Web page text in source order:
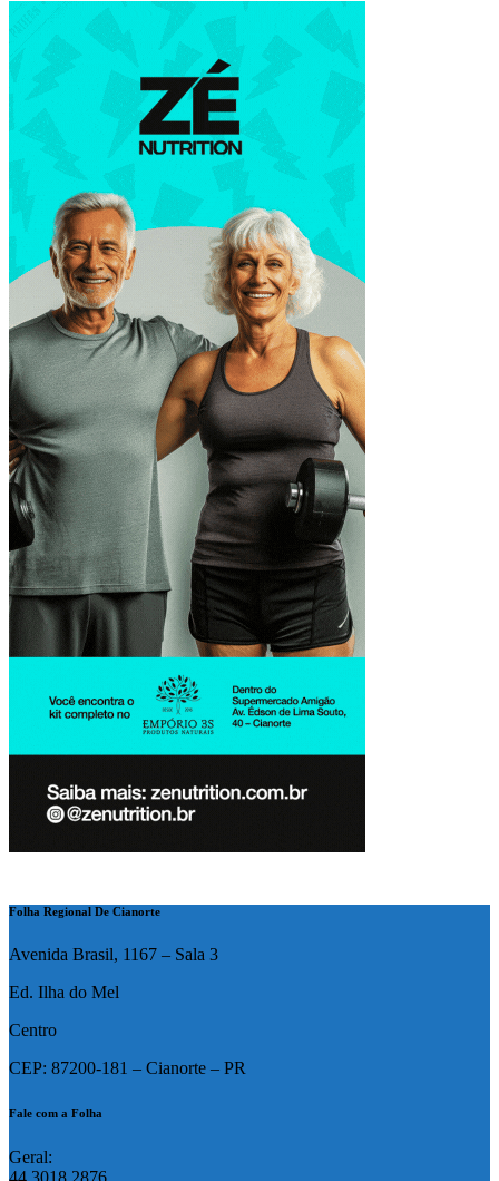
Folha Regional De Cianorte
Avenida Brasil, 1167 – Sala 3
Ed. Ilha do Mel
Centro
CEP: 87200-181 – Cianorte – PR
Fale com a Folha
Geral: